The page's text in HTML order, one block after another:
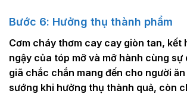
Bước 6: Hưởng thụ thành phẩm
Cơm cháy thơm cay cay giòn tan, kết
ngậy của tóp mỡ và mỡ hành cùng sự
giã chắc chắn mang đến cho người
sướng khi hưởng thụ thành quả, còn